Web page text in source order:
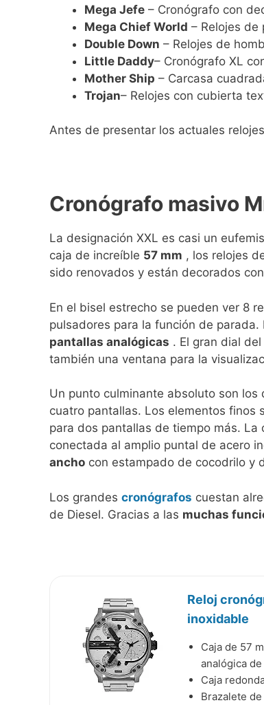
Mega Jefe – Cronógrafo con
Mega Chief World – Relojes de
Double Down – Relojes de
Little Daddy– Cronógrafo XL
Mother Ship – Carcasa
Trojan– Relojes con cubierta
Antes de presentar los actuales
Cronógrafo masivo
La designación XXL es casi un
caja de increíble 57 mm , los relojes
sido renovados y están decorados
En el bisel estrecho se pueden ver 8
pulsadores para la función de
pantallas analógicas . El gran dial
también una ventana para la
Un punto culminante absoluto son los
cuatro pantallas. Los elementos finos
para dos pantallas de tiempo más.
conectada al amplio puntal de acero
ancho con estampado de cocodrilo y
Los grandes cronógrafos cuestan
de Diesel. Gracias a las muchas
Reloj
inoxidable
Caja de 57
analógica
Caja
Brazalete